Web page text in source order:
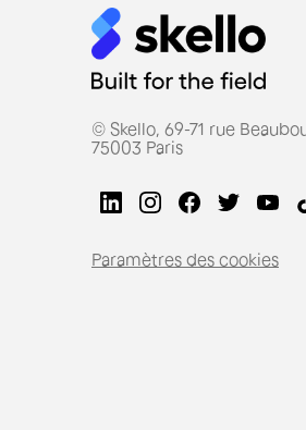
© Skello, 69-71 rue
75003 Paris
Paramètres des cookies